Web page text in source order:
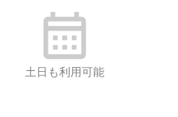
土日も利用可能